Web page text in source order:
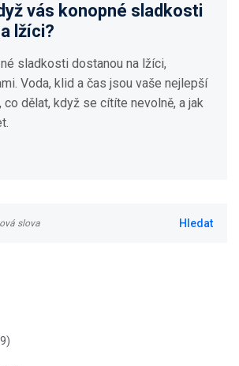
vás konopné sladkosti
lžíci?
sladkosti dostanou na lžíci,
Voda, klid a čas jsou vaše nejlepší
dělat, když se cítíte nevolně, a jak